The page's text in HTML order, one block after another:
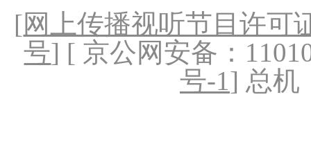
[网上传播视听节目许可
号] [ 京公网安备：
号-1] 总机